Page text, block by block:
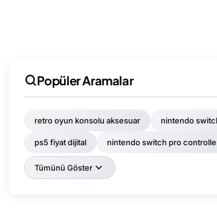
Popüler Aramalar
retro oyun konsolu aksesuar nintendo
ps5 fiyat dijital nintendo switch pro
Tümünü Göster